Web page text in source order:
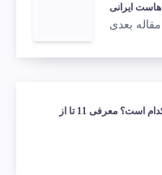
هاست ایرانی
مقاله بعدی
بهترین قالب وردپرس کدام است؟ معرفی 11 تا از